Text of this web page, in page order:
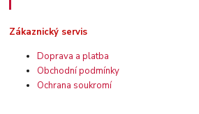
Zákaznický servis
Doprava a platba
Obchodní podmínky
Ochrana soukromí